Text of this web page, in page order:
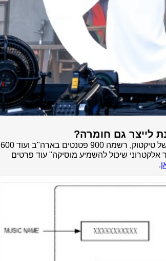
לייצר גם חומרה?
"בייטדאנס", החברה האם של טיקטוק, רשמה 900 פטנטים בארה"ב ועוד 600
שיכול להשמיע מוסיקה" עוד פרטים
.